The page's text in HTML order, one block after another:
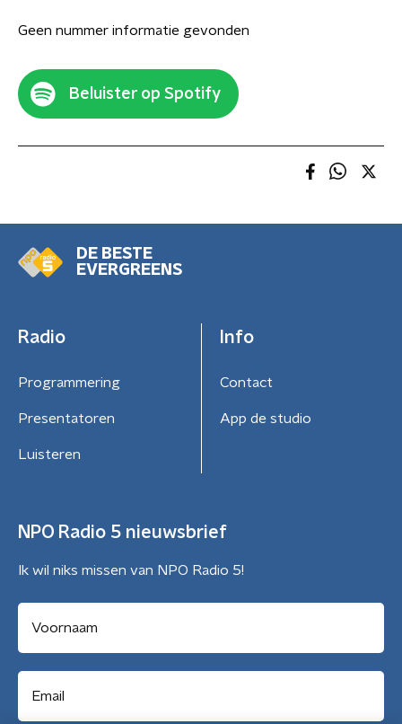
Geen nummer informatie gevonden
Beluister op Spotify
DE BESTE
EVERGREENS
Radio
Programmering
Presentatoren
Luisteren
Info
Contact
App de studio
NPO Radio 5 nieuwsbrief
Ik wil niks missen van NPO Radio 5!